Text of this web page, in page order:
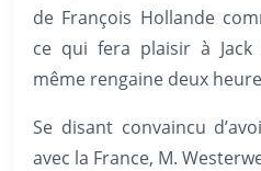
de François Hollande
ce qui fera plaisir à
même rengaine deux
Se disant convaincu
avec la France, M.